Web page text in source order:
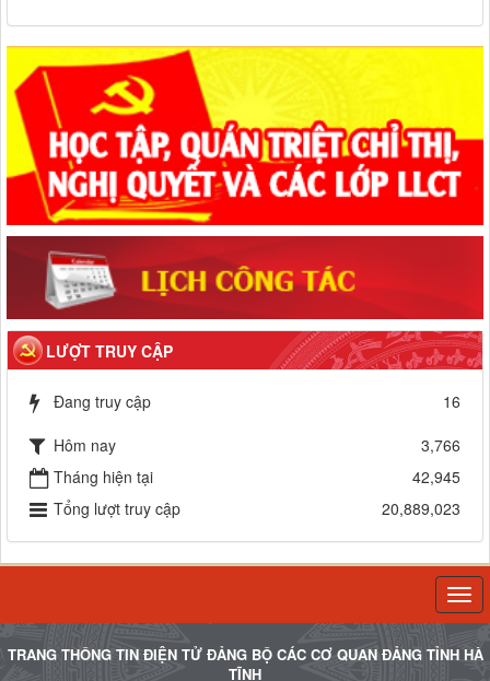
LƯỢT TRUY CẬP
Đang truy cập
16
Hôm nay
3,766
Tháng hiện tại
42,945
Tổng lượt truy cập
20,889,023
TRANG THÔNG TIN ĐIỆN TỬ ĐẢNG BỘ CÁC CƠ QUAN ĐẢNG TỈNH HÀ
TĨNH